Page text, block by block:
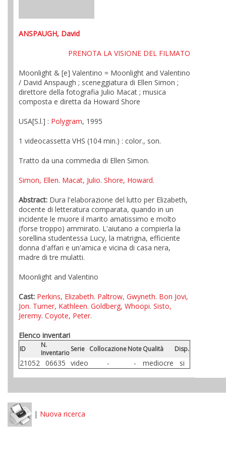
ANSPAUGH, David
PRENOTA LA VISIONE DEL FILMATO
Moonlight & [e] Valentino = Moonlight and Valentino
/ David Anspaugh ; sceneggiatura di Ellen Simon ;
direttore della fotografia Julio Macat ; musica
composta e diretta da Howard Shore
USA[S.l.] : Polygram, 1995
1 videocassetta VHS (104 min.) : color., son.
Tratto da una commedia di Ellen Simon.
Simon, Ellen. Macat, Julio. Shore, Howard.
Abstract: Dura l'elaborazione del lutto per Elizabeth,
docente di letteratura comparata, quando in un
incidente le muore il marito amatissimo e molto
(forse troppo) ammirato. L'aiutano a compierla la
sorellina studentessa Lucy, la matrigna, efficiente
donna d'affari e un'amica e vicina di casa nera,
madre di tre mulatti.
Moonlight and Valentino
Cast: Perkins, Elizabeth. Paltrow, Gwyneth. Bon Jovi,
Jon. Turner, Kathleen. Goldberg, Whoopi. Sisto,
Jeremy. Coyote, Peter.
Elenco inventari
ID
N.
InventarioSerie CollocazioneNoteQualità Disp.
21052 06635 video - - mediocre si
| Nuova ricerca